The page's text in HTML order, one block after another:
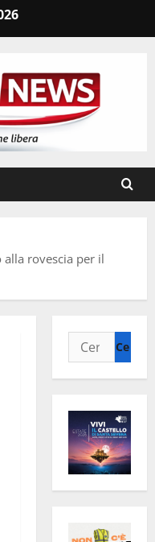
rovescia per il
Ricerca
per: